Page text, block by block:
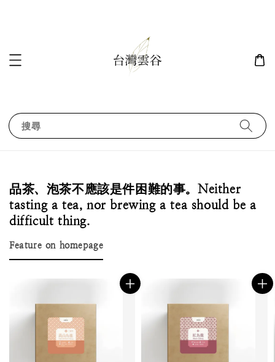
搜尋
品茶、泡茶不應該是件困難的事。Neither
tasting a tea, nor brewing a tea should be a
difficult thing.
Feature on homepage